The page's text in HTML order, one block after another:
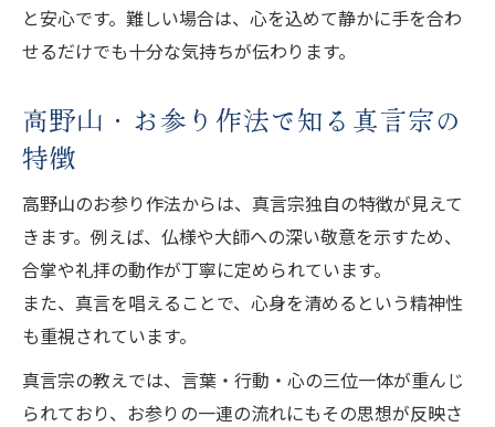
と安心です。難しい場合は、心を込めて静かに手を合わ
せるだけでも十分な気持ちが伝わります。
高野山・お参り作法で知る真言宗の
特徴
高野山のお参り作法からは、真言宗独自の特徴が見えて
きます。例えば、仏様や大師への深い敬意を示すため、
合掌や礼拝の動作が丁寧に定められています。
また、真言を唱えることで、心身を清めるという精神性
も重視されています。
真言宗の教えでは、言葉・行動・心の三位一体が重んじ
られており、お参りの一連の流れにもその思想が反映さ